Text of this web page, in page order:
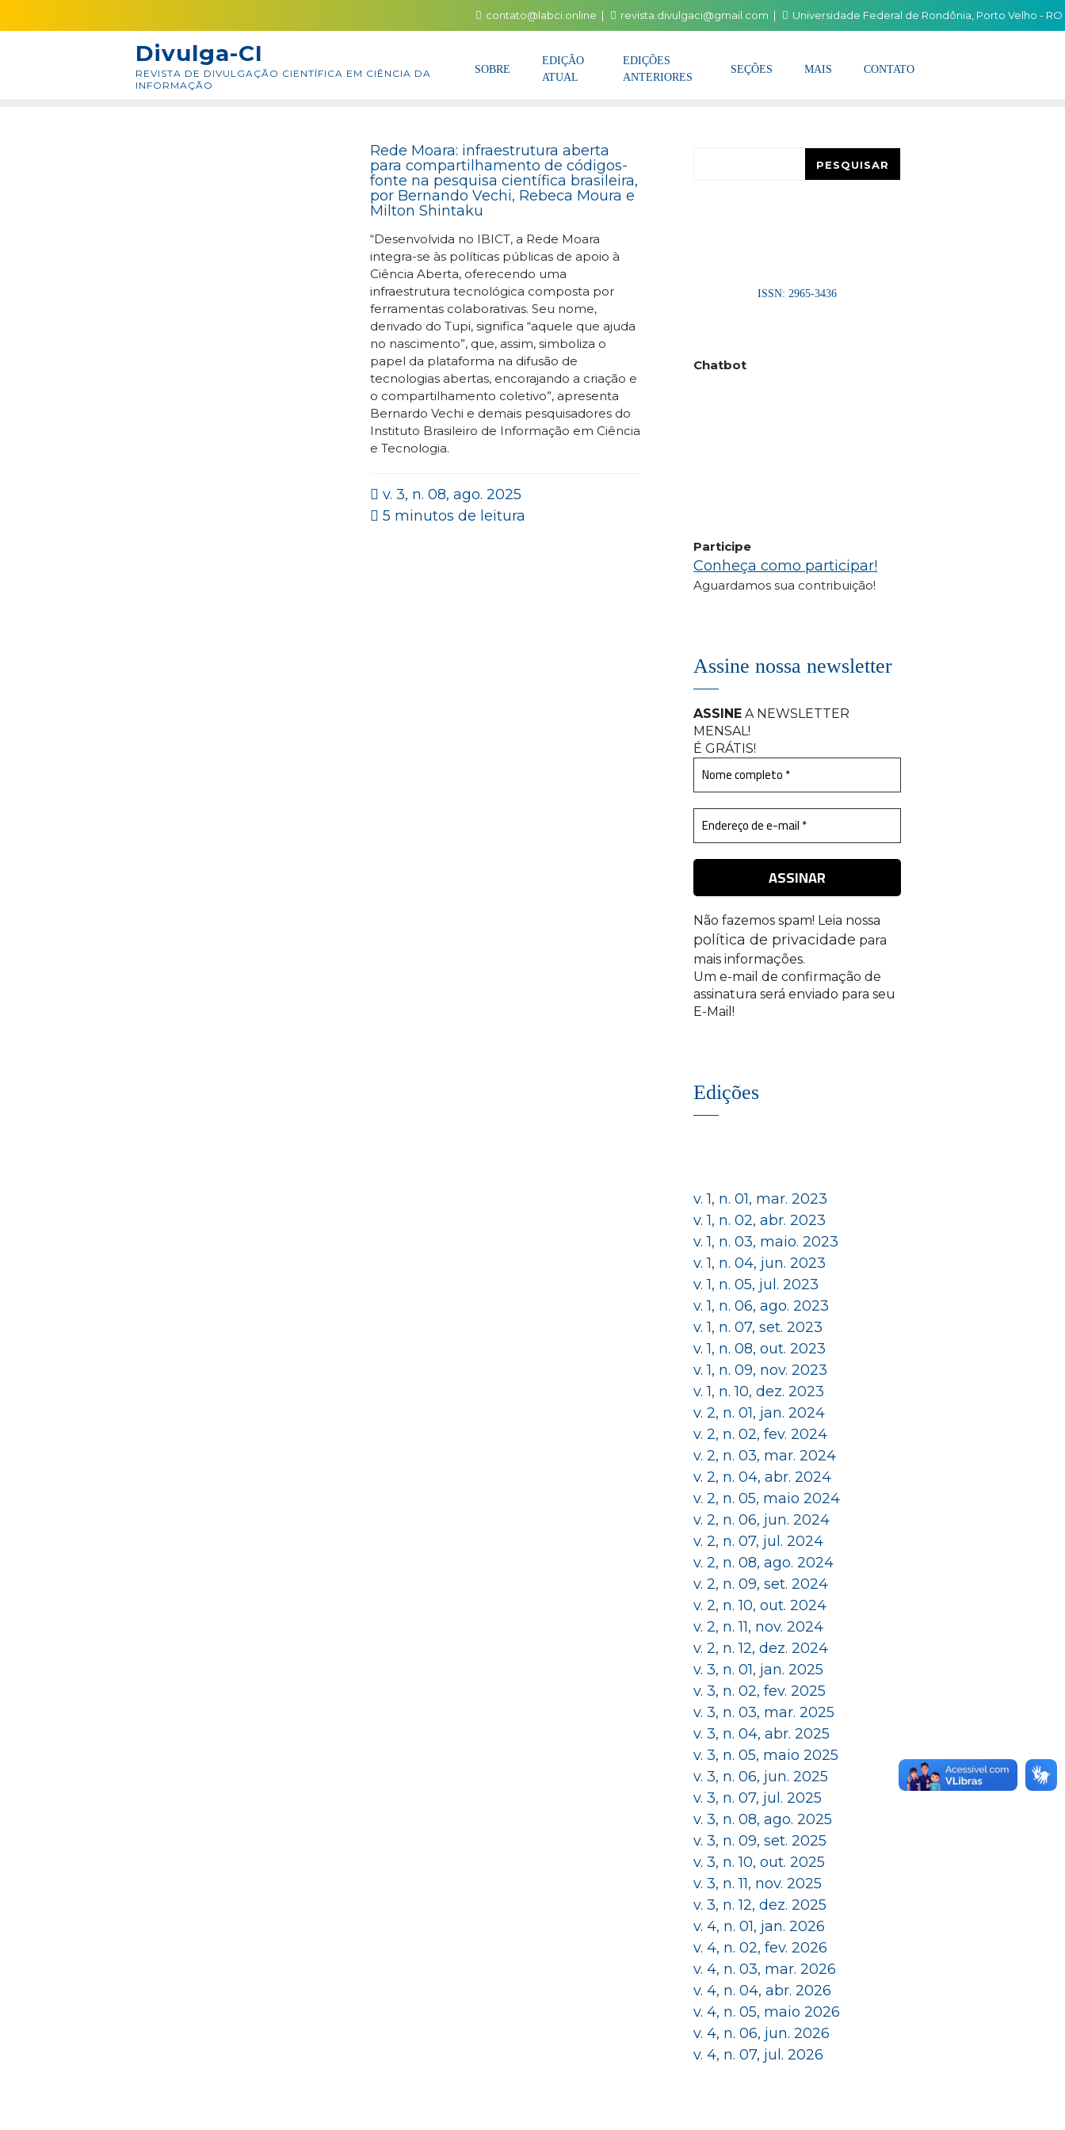
to
contato@labci.online revista.divulgaci@gmail.com Universidade Federal de Rondônia, Porto Velho - RO
Divulga-CI
REVISTA DE DIVULGAÇÃO CIENTÍFICA EM CIÊNCIA DA
INFORMAÇÃO
SOBRE
EDIÇÃO
ATUAL
EDIÇÕES
ANTERIORES
SEÇÕES MAIS CONTATO
Rede Moara: infraestrutura aberta
para compartilhamento de códigos-
fonte na pesquisa científica brasileira,
por Bernando Vechi, Rebeca Moura e
Milton Shintaku
“Desenvolvida no IBICT, a Rede Moara
integra-se às políticas públicas de apoio à
Ciência Aberta, oferecendo uma
infraestrutura tecnológica composta por
ferramentas colaborativas. Seu nome,
derivado do Tupi, significa “aquele que ajuda
no nascimento”, que, assim, simboliza o
papel da plataforma na difusão de
tecnologias abertas, encorajando a criação e
o compartilhamento coletivo”, apresenta
Bernardo Vechi e demais pesquisadores do
Instituto Brasileiro de Informação em Ciência
e Tecnologia.
v. 3, n. 08, ago. 2025
5 minutos de leitura
PESQUISAR
ISSN: 2965-3436
Chatbot
Participe
Conheça como participar!
Aguardamos sua contribuição!
Assine nossa newsletter
ASSINE A NEWSLETTER
MENSAL!
É GRÁTIS!
Não fazemos spam! Leia nossa
política de privacidade para
mais informações.
Um e-mail de confirmação de
assinatura será enviado para seu
E-Mail!
Edições
v. 1, n. 01, mar. 2023
v. 1, n. 02, abr. 2023
v. 1, n. 03, maio. 2023
v. 1, n. 04, jun. 2023
v. 1, n. 05, jul. 2023
v. 1, n. 06, ago. 2023
v. 1, n. 07, set. 2023
v. 1, n. 08, out. 2023
v. 1, n. 09, nov. 2023
v. 1, n. 10, dez. 2023
v. 2, n. 01, jan. 2024
v. 2, n. 02, fev. 2024
v. 2, n. 03, mar. 2024
v. 2, n. 04, abr. 2024
v. 2, n. 05, maio 2024
v. 2, n. 06, jun. 2024
v. 2, n. 07, jul. 2024
v. 2, n. 08, ago. 2024
v. 2, n. 09, set. 2024
v. 2, n. 10, out. 2024
v. 2, n. 11, nov. 2024
v. 2, n. 12, dez. 2024
v. 3, n. 01, jan. 2025
v. 3, n. 02, fev. 2025
v. 3, n. 03, mar. 2025
v. 3, n. 04, abr. 2025
v. 3, n. 05, maio 2025
v. 3, n. 06, jun. 2025
v. 3, n. 07, jul. 2025
v. 3, n. 08, ago. 2025
v. 3, n. 09, set. 2025
v. 3, n. 10, out. 2025
v. 3, n. 11, nov. 2025
v. 3, n. 12, dez. 2025
v. 4, n. 01, jan. 2026
v. 4, n. 02, fev. 2026
v. 4, n. 03, mar. 2026
v. 4, n. 04, abr. 2026
v. 4, n. 05, maio 2026
v. 4, n. 06, jun. 2026
v. 4, n. 07, jul. 2026